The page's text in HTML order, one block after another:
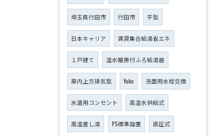
埼玉県行田市 行田市 平型
日本キャリア 賃貸集合給湯省エネ
１戸建て 温水暖房付ふろ給湯器
扉内上方排気型 Yuko 洗面用水栓交換
水道用コンセント 高温水供給式
高温差し湯 PS標準設置 直圧式